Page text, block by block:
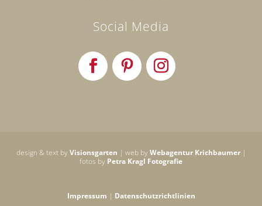
Social Media
design & text byVisionsgarten | web byWebagentur Krichbaumer|
fotos by Petra Kragl Fotografie
Impressum | Datenschutzrichtlinien